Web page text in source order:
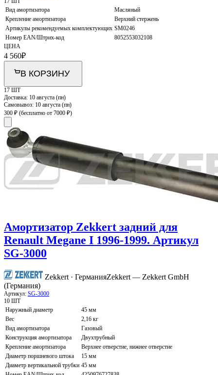
Вид амортизатора
Масляный
Крепление амортизатора
Верхний стержень
Артикулы рекомендуемых комплектующих SM0246
Номер EAN/Штрих-код
8052553032108
ЦЕНА
4 560₽
В КОРЗИНУ
17 ШТ
Доставка: 10 августа (пн)
Самовывоз: 10 августа (пн)
300 ₽ (бесплатно от 7000 ₽)
Амортизатор Zekkert задний для
Renault Megane I 1996-1999. Артикул
SG-3000
Zekkert · ГерманияZekkert — Zekkert GmbH
(Германия)
Артикул: SG-3000
10 ШТ
Наружный диаметр
45 мм
Вес
2,16 кг
Вид амортизатора
Газовый
Конструкция амортизатора
Двухтрубный
Крепление амортизатора
Верхнее отверстие, нижнее отверстие
Диаметр поршневого штока
15 мм
Диаметр вертикальной трубки 45 мм